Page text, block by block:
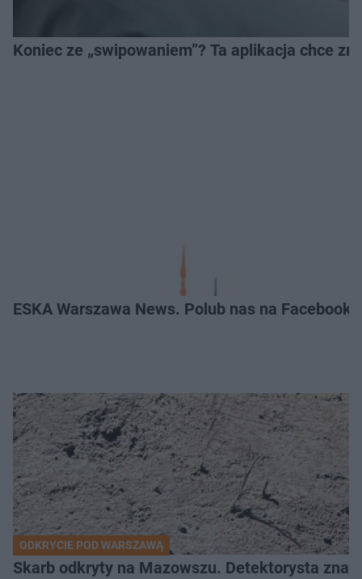
Koniec ze „swipowaniem”? Ta aplikacja chce
ESKA Warszawa News. Polub nas na
ODKRYCIE POD WARSZAWĄ
Skarb odkryty na Mazowszu. Detektorysta